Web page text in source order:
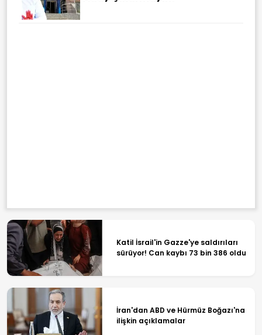
Katil İsrail'in Gazze'ye saldırıları
sürüyor! Can kaybı 73 bin 386 oldu
İran'dan ABD ve Hürmüz Boğazı'na
ilişkin açıklamalar